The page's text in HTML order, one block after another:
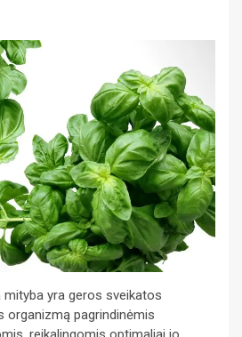
mityba yra geros sveikatos
organizmą pagrindinėmis